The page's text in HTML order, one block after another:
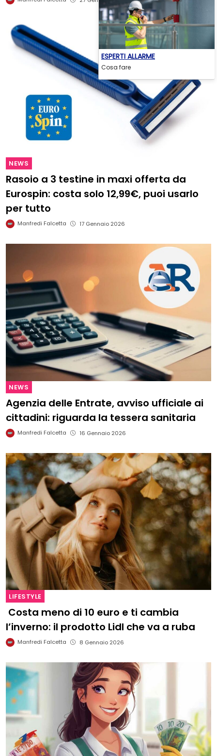
NEWS
Rasoio a 3 testine in maxi offerta da
Eurospin: costa solo 12,99€, puoi usarlo
per tutto
Manfredi Falcetta 17 Gennaio 2026
NEWS
Agenzia delle Entrate, avviso ufficiale ai
cittadini: riguarda la tessera sanitaria
Manfredi Falcetta 16 Gennaio 2026
LIFESTYLE
Costa meno di 10 euro e ti cambia
l’inverno: il prodotto Lidl che va a ruba
Manfredi Falcetta 8 Gennaio 2026
ESPERTI ALLARME
Cosa fare